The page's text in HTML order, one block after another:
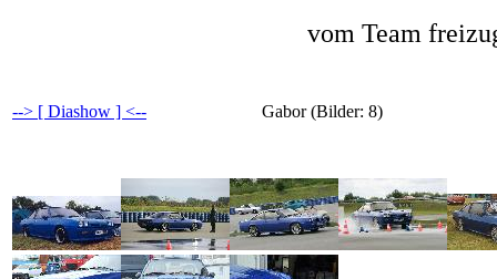
vom Team
Gabor (Bilder: 8)
--> [ Diashow ] <--